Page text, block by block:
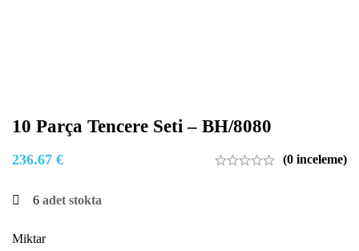
10 Parça Tencere Seti – BH/8080
236.67 € (0 inceleme)
6 adet stokta
Miktar